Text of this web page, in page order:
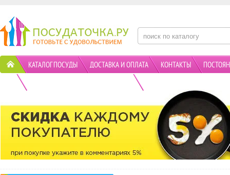
КАТАЛОГ ПОСУДЫ ДОСТАВКА И ОПЛАТА КОНТАКТЫ